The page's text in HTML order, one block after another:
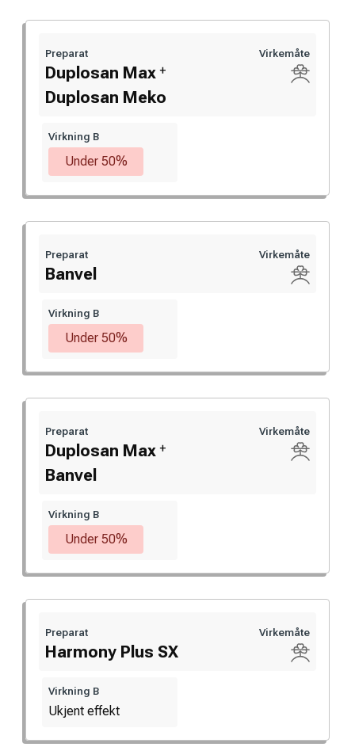
Preparat
Duplosan Max +
Duplosan Meko
Virkemåte
Virkning B
Under 50%
Preparat
Banvel
Virkemåte
Virkning B
Under 50%
Preparat
Duplosan Max +
Banvel
Virkemåte
Virkning B
Under 50%
Preparat
Harmony Plus SX
Virkemåte
Virkning B
Ukjent effekt